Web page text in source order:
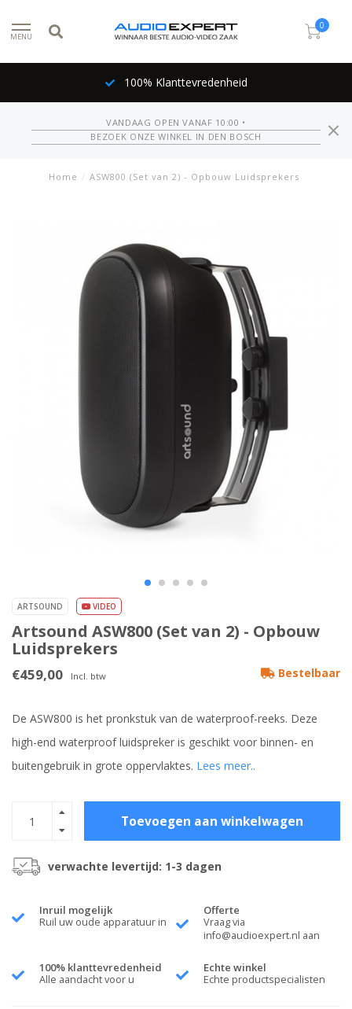
MENU
0
100% Klanttevredenheid
VANDAAG OPEN VANAF 10:00 •
BEZOEK ONZE WINKEL IN DEN BOSCH
Home / ASW800 (Set van 2) - Opbouw Luidsprekers
ARTSOUND VIDEO
Artsound ASW800 (Set van 2) - Opbouw
Luidsprekers
€459,00 Incl. btw Bestelbaar
De ASW800 is het pronkstuk van de waterproof-reeks. Deze
high-end waterproof luidspreker is geschikt voor binnen- en
buitengebruik in grote oppervlaktes. Lees meer..
Toevoegen aan winkelwagen
verwachte levertijd: 1-3 dagen
Inruil mogelijk
Ruil uw oude apparatuur in
Offerte
Vraag via
info@audioexpert.nl aan
100% klanttevredenheid
Alle aandacht voor u
Echte winkel
Echte productspecialisten